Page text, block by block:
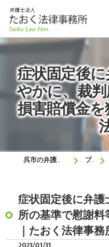
症状固定後
やかに、裁
損害賠償金
呉市の弁護士はたおく法律事務所 ブログ
症状固定後に弁
所の基準で慰謝
｜たおく法律事務